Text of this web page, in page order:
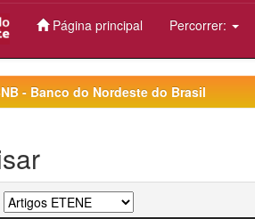
Página principal Percorrer:
- Banco do Nordeste do Brasil